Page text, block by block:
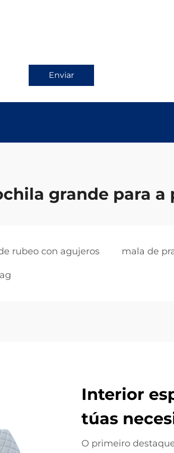
Enviar
grande para a
rubeo con agujeros mala de
Interior
túas
O primeiro